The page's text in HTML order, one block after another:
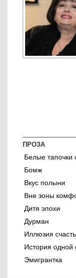
ПРОЗА
Белые тапочки
Бомж
Вкус полыни
Вне зоны
Дитя эпохи
Дурман
Иллюзия
История
Эмигрантка